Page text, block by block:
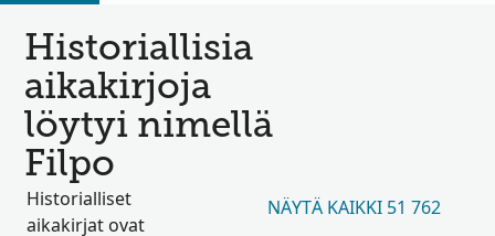
Historiallisia
aikakirjoja
löytyi nimellä
Filpo
Historialliset
aikakirjat ovat
NÄYTÄ KAIKKI 51 762